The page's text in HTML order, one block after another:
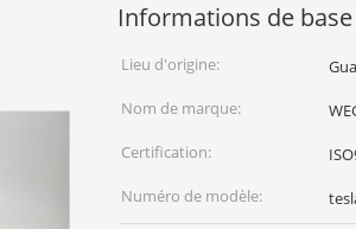
Informations de base
Lieu d'origine:
Nom de marque:
Certification:
Numéro de modèle: